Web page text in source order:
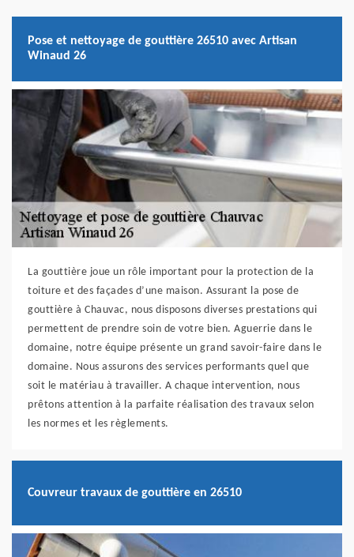
Pose et nettoyage de gouttière 26510 avec Artisan
Winaud 26
La gouttière joue un rôle important pour la protection de la
toiture et des façades d’une maison. Assurant la pose de
gouttière à Chauvac, nous disposons diverses prestations qui
permettent de prendre soin de votre bien. Aguerrie dans le
domaine, notre équipe présente un grand savoir-faire dans le
domaine. Nous assurons des services performants quel que
soit le matériau à travailler. A chaque intervention, nous
prêtons attention à la parfaite réalisation des travaux selon
les normes et les règlements.
Couvreur travaux de gouttière en 26510